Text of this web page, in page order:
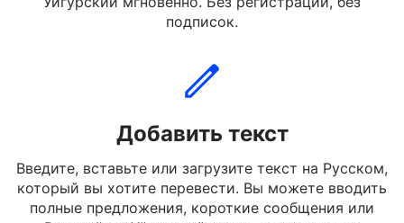
Просто вставьте свой русский текст — получите
подписок.
Добавить текст
Введите, вставьте или загрузите текст на Русском,